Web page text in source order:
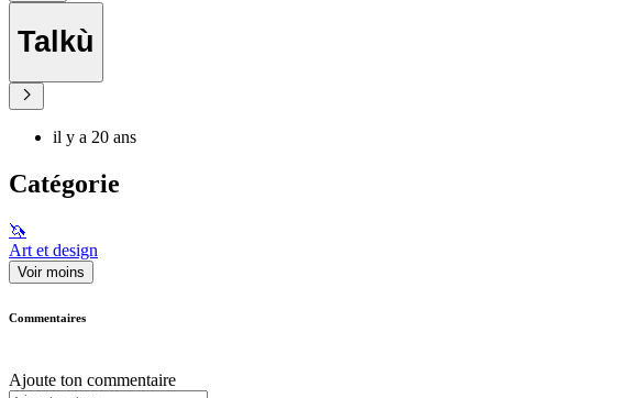
Talkù
il y a 20 ans
Catégorie
🦄
Art et design
Voir moins
Commentaires
Ajoute ton commentaire